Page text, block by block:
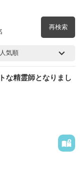
再検索
を含む
な精霊師となりまし